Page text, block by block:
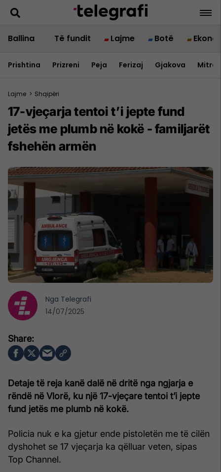
Ballina Të fundit Lajme Botë
Prishtina Prizreni Peja Ferizaj Gjakova
Lajme > Shqipëri
17-vjeçarja tentoi t’i jepte fund
jetës me plumb në kokë - familjarët
fshehën armën
Detaje të reja kanë dalë në dritë nga ngjarja e
rëndë në Vlorë, ku një 17-vjeçare tentoi t’i jepte
fund jetës me plumb në kokë.
Policia nuk e ka gjetur ende pistoletën me të cilën
dyshohet se 17 vjeçarja ka qëlluar veten, sipas
Top Channel.
Nga Telegrafi
14/07/2025